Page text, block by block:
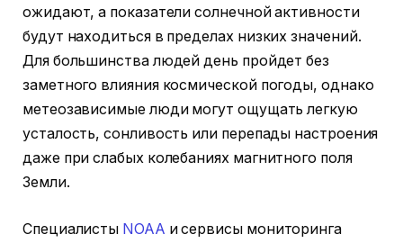
ожидают, а показатели солнечной активности
будут находиться в пределах низких значений.
Для большинства людей день пройдет без
заметного влияния космической погоды, однако
метеозависимые люди могут ощущать легкую
усталость, сонливость или перепады настроения
даже при слабых колебаниях магнитного поля
Земли.
Специалисты NOAA и сервисы мониторинга